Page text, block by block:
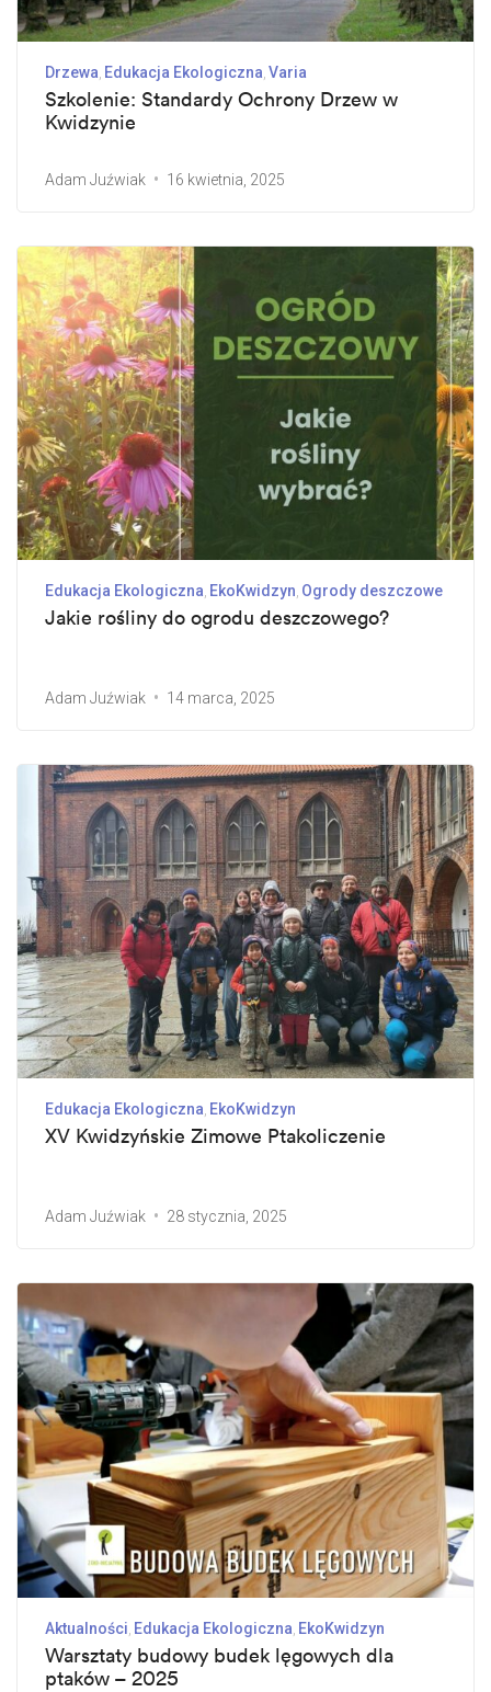
Drzewa Edukacja Ekologiczna Varia
Szkolenie: Standardy Ochrony Drzew w
Kwidzynie
Adam Juźwiak 16 kwietnia, 2025
Edukacja Ekologiczna EkoKwidzyn Ogrody deszczowe
Jakie rośliny do ogrodu deszczowego?
Adam Juźwiak 14 marca, 2025
Edukacja Ekologiczna EkoKwidzyn
XV Kwidzyńskie Zimowe Ptakoliczenie
Adam Juźwiak 28 stycznia, 2025
Aktualności Edukacja Ekologiczna EkoKwidzyn
Warsztaty budowy budek lęgowych dla
ptaków – 2025